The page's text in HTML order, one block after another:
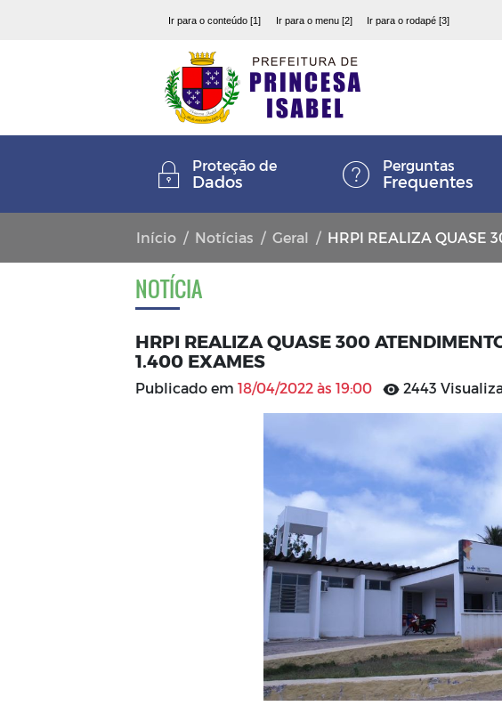
Ir para o conteúdo [1] Ir para o menu [2] Ir para o rodapé [3]
Proteção de
Dados
Perguntas
Frequentes
Início Notícias Geral HRPI REALIZA QUASE 300
NOTÍCIA
HRPI REALIZA QUASE 300
1.400 EXAMES
Publicado em 18/04/2022 às 19:00 2443